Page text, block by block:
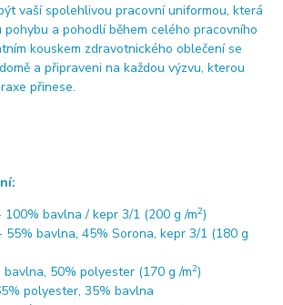
vaší spolehlivou pracovní uniformou, která
pohybu a pohodlí během celého pracovního
kouskem zdravotnického oblečení se
a připraveni na každou výzvu, kterou
přinese.
100% bavlna / kepr 3/1 (200 g /m2)
55% bavlna, 45% Sorona, kepr 3/1 (180 g
bavlna, 50% polyester (170 g /m2)
polyester, 35% bavlna